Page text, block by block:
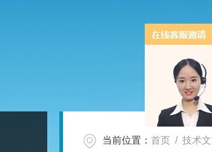
当前位置： 首页 / 技术